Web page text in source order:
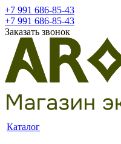
+7 991 686-85-43
+7 991 686-85-43
Заказать звонок
Каталог